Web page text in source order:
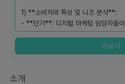
1) **소비자의 특성 및 니즈 분석**:
- **단기**: 디지털 마케팅 담당자들
분석을 신속히 원한다고 볼 수 있습니
수 있는 손쉬운 관리 툴을 필요로 합니
- **중기**: 광고 대행사와 중소기업
템 도입에 관심을 가질 것입니다.
더보기
소개